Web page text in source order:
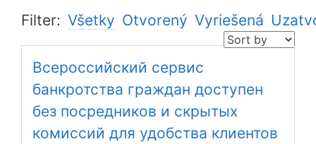
Filter: Všetky Otvorený Vyriešená
Всероссийский сервис
банкротства граждан доступен
без посредников и скрытых
комиссий для удобства клиентов